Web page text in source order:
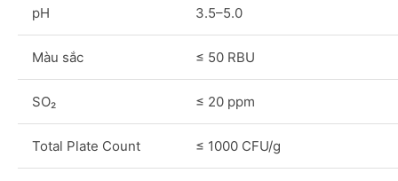
pH 3.5–5.0
Màu sắc ≤ 50 RBU
SO₂ ≤ 20 ppm
Total Plate Count ≤ 1000 CFU/g